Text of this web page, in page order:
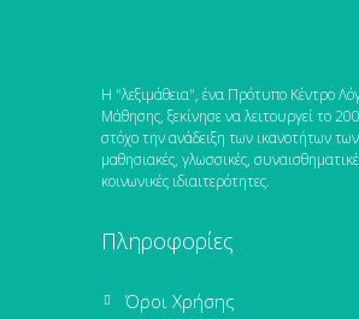
Η "λεξιμάθεια", ένα Πρότυπο Κέντρο
Μάθησης, ξεκίνησε να λειτουργεί το
στόχο την ανάδειξη των ικανοτήτων
μαθησιακές, γλωσσικές,
κοινωνικές ιδιαιτερότητες.
Πληροφορίες
Όροι Χρήσης